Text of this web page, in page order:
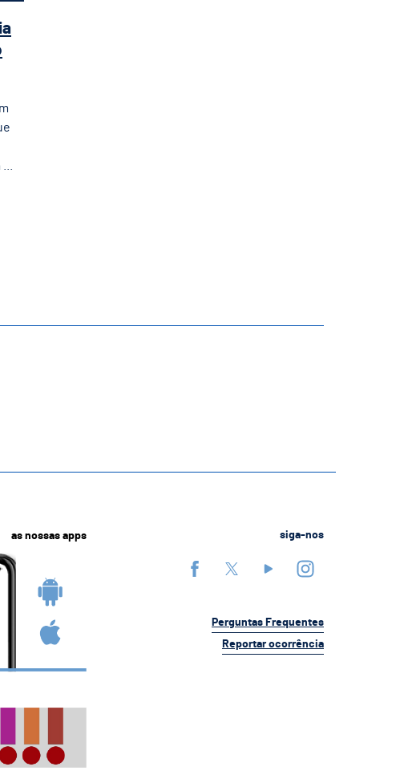
as nossas apps siga-nos
Perguntas Frequentes
Reportar ocorrência